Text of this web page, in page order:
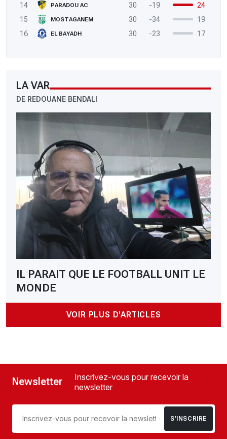
14
PARADOU AC 30 -19
24
15
MOSTAGANEM 30 -34
19
16
EL BAYADH 30 -23 17
LA VAR
DE REDOUANE BENDALI
IL PARAIT QUE LE FOOTBALL UNIT LE
MONDE
VOIR PLUS D'ARTICLES
Newsletter
Inscrivez-vous pour recevoir la
newsletter
S’INSCRIRE